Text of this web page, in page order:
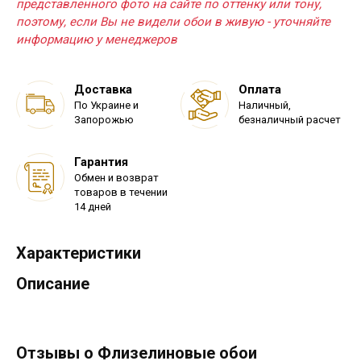
представленного фото на сайте по оттенку или тону,
поэтому, если Вы не видели обои в живую - уточняйте
информацию у менеджеров
Доставка
По Украине и
Запорожью
Оплата
Наличный,
безналичный расчет
Гарантия
Обмен и возврат
товаров в течении
14 дней
Характеристики
Описание
Отзывы о Флизелиновые обои